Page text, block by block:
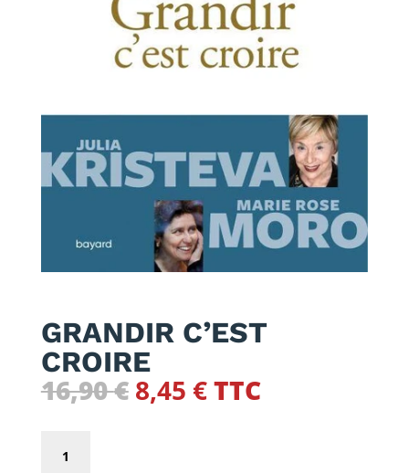
GRANDIR C’EST
CROIRE
16,90€ Le
8,45 €Le
TTC